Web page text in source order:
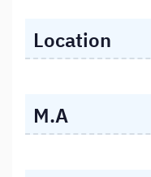
Location
M.A